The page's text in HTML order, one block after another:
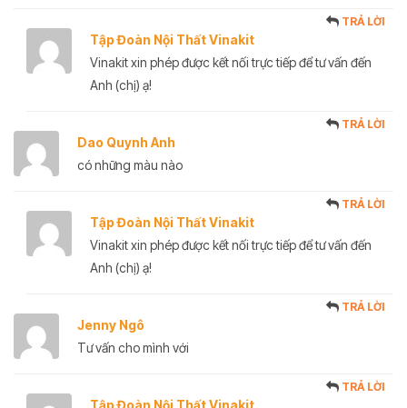
Tập Đoàn Nội Thất Vinakit
TRẢ LỜI
Vinakit xin phép được kết nối trực tiếp để tư vấn đến
Anh (chị) ạ!
Dao Quynh Anh
TRẢ LỜI
có những màu nào
Tập Đoàn Nội Thất Vinakit
TRẢ LỜI
Vinakit xin phép được kết nối trực tiếp để tư vấn đến
Anh (chị) ạ!
Jenny Ngô
TRẢ LỜI
Tư vấn cho mình với
TRẢ LỜI